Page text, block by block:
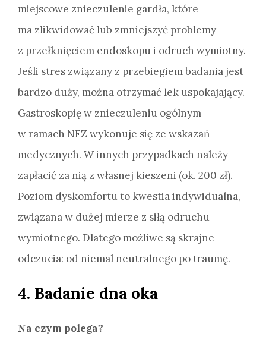
miejscowe znieczulenie gardła, które
ma zlikwidować lub zmniejszyć problemy
z przełknięciem endoskopu i odruch wymiotny.
Jeśli stres związany z przebiegiem badania jest
bardzo duży, można otrzymać lek uspokajający.
Gastroskopię w znieczuleniu ogólnym
w ramach NFZ wykonuje się ze wskazań
medycznych. W innych przypadkach należy
zapłacić za nią z własnej kieszeni (ok. 200 zł).
Poziom dyskomfortu to kwestia indywidualna,
związana w dużej mierze z siłą odruchu
wymiotnego. Dlatego możliwe są skrajne
odczucia: od niemal neutralnego po traumę.
4. Badanie dna oka
Na czym polega?